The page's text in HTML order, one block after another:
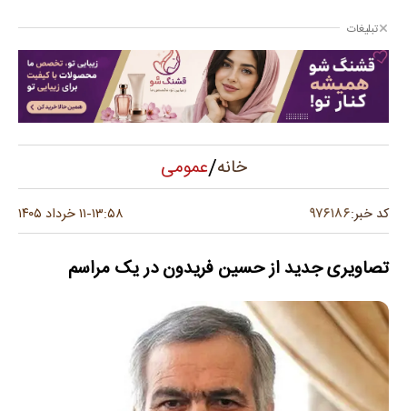
تبلیغات
خانه/عمومی
کد خبر:۹۷۶۱۸۶ ۱۳:۵۸-۱۱ خرداد ۱۴۰۵
تصاویری جدید از حسین فریدون در یک مراسم